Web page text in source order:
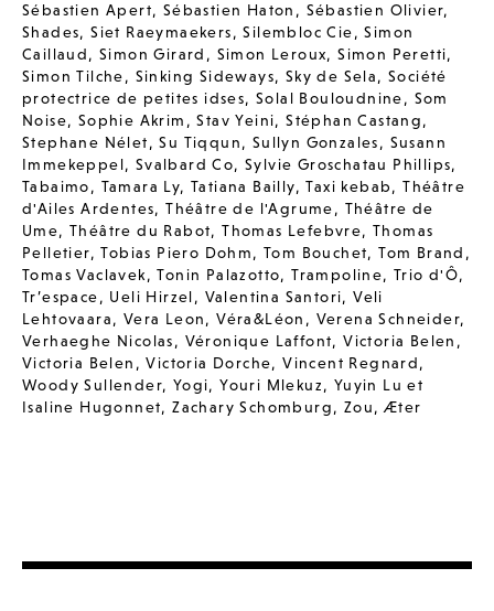
Sébastien Apert, Sébastien Haton , Sébastien Olivier,
Shades,Siet Raeymaekers,Silembloc Cie,Simon
Caillaud,Simon Girard , Simon Leroux,Simon Peretti,
Simon Tilche, Sinking Sideways, Sky de Sela,Société
protectrice de petites idses,Solal Bouloudnine, Som
Noise, Sophie Akrim ,Stav Yeini,Stéphan Castang,
Stephane Nélet,Su Tiqqun, Sullyn Gonzales, Susann
Immekeppel, Svalbard Co,Sylvie Groschatau Phillips,
Tabaimo, Tamara Ly,Tatiana Bailly,Taxi kebab,Théâtre
d'Ailes Ardentes,Théâtre de l'Agrume, Théâtre de
Ume,Théâtre du Rabot,Thomas Lefebvre,Thomas
Pelletier,Tobias Piero Dohm,Tom Bouchet,Tom Brand ,
Tomas Vaclavek,Tonin Palazotto,Trampoline,Trio d'Ô,
Tr’espace, Ueli Hirzel, Valentina Santori,Veli
Lehtovaara, Vera Leon,Véra&Léon , Verena Schneider,
Verhaeghe Nicolas, Véronique Laffont,Victoria Belen ,
Victoria Belen ,Victoria Dorche,Vincent Regnard,
Woody Sullender, Yogi,Youri Mlekuz, Yuyin Lu et
Isaline Hugonnet,Zachary Schomburg, Zou, Æter